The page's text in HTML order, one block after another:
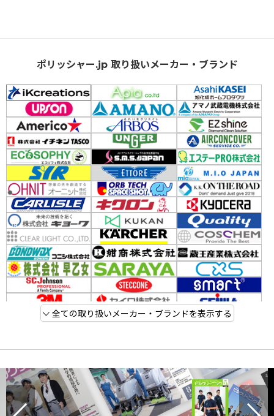
ポリッシャー.jp 取り扱いメーカー・ブランド
全ての取り扱いメーカー・ブランドを表示する